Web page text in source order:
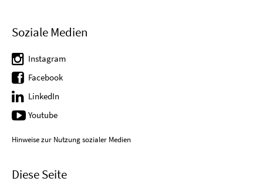
Soziale Medien
Instagram
Facebook
LinkedIn
Youtube
Hinweise zur Nutzung sozialer Medien
Diese Seite